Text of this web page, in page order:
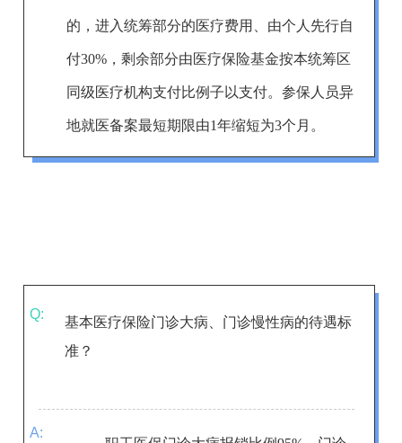
的，进入统筹部分的医疗费用、由个人先行自
付30%，剩余部分由医疗保险基金按本统筹区
同级医疗机构支付比例子以支付。参保人员异
地就医备案最短期限由1年缩短为3个月。
Q:
基本医疗保险门诊大病、门诊慢性病的待遇标
准？
A: